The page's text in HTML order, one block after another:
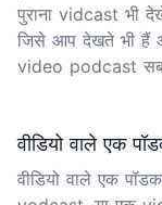
पुराना vidcast भी
जिसे आप देखते भी हैं
video podcast सबसे
वीडियो वाले एक
वीडियो वाले एक